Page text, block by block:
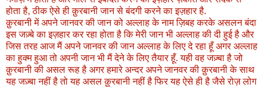
होता है, ठीक ऐसे ही क़ुरबानी जान से बंदगी करने का इज़हार है.
क़ुरबानी में अपने जानवर की जान को अल्लाह के नाम ज़िबह करके असलन बंदा
इस जज़्बे का इज़हार कर रहा होता है कि मेरी जान भी अल्लाह की दी हुई है और
जिस तरह आज मैं अपने जानवर की जान अल्लाह के लिए दे रहा हूँ अगर अल्लाह
का हुक्म हुआ तो अपनी जान भी मैं देने के लिए तैयार हूँ. यही वह जज़्बा है जो
क़ुरबानी की असल रूह है अगर हमारे अन्दर अपने जानवर की क़ुरबानी के साथ
यह जज़्बा नहीं है तो यह असल क़ुरबानी नहीं है फिर यह ऐसे ही है जैसे रोज़ लोग